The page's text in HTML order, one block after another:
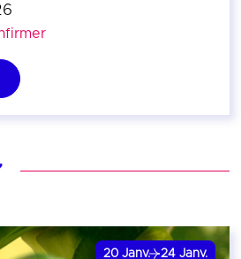
20 Janv. 24 Janv.